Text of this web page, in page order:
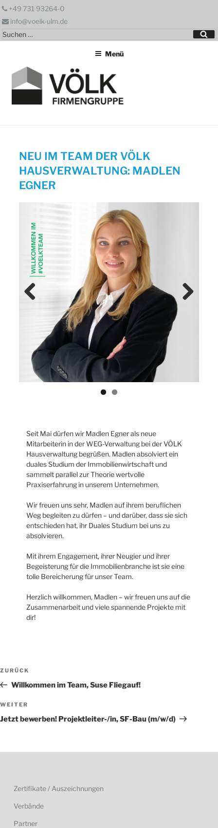
Zum
springen
+49 731 93264-0
info@voelk-ulm.de
Suchen
nach:
Menü
NEU IM TEAM DER VÖLK
HAUSVERWALTUNG: MADLEN
EGNER
Seit Mai dürfen wir Madlen Egner als neue
Mitarbeiterin in der WEG-Verwaltung bei der VÖLK
Hausverwaltung begrüßen. Madlen absolviert ein
duales Studium der Immobilienwirtschaft und
sammelt parallel zur Theorie wertvolle
Praxiserfahrung in unserem Unternehmen.
Wir freuen uns sehr, Madlen auf ihrem beruflichen
Weg begleiten zu dürfen – und darüber, dass sie sich
entschieden hat, ihr Duales Studium bei uns zu
absolvieren.
Mit ihrem Engagement, ihrer Neugier und ihrer
Begeisterung für die Immobilienbranche ist sie eine
tolle Bereicherung für unser Team.
Herzlich willkommen, Madlen – wir freuen uns auf die
Zusammenarbeit und viele spannende Projekte mit
dir!
Beitragsnavigation
Vorheriger
Beitrag
ZURÜCK
Willkommen im Team, Suse Fliegauf!
Nächster
Beitrag
WEITER
Jetzt bewerben! Projektleiter-/in, SF-Bau (m/w/d)
Zertifikate / Auszeichnungen
Verbände
Partner